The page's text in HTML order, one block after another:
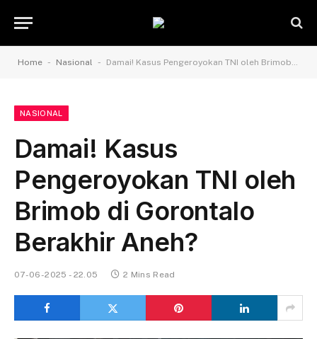
Home - Nasional - Damai! Kasus Pengeroyokan TNI oleh Brimob di Gorontalo Berakhir Aneh?
NASIONAL
Damai! Kasus
Pengeroyokan TNI oleh
Brimob di Gorontalo
Berakhir Aneh?
07-06-2025 - 22.05 2 Mins Read